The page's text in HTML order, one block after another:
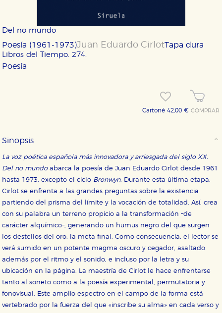
Del no mundo
Poesía (1961-1973)Juan Eduardo Cirlot
Libros del Tiempo. 274.
Tapa dura
Poesía
Cartoné 42,00 €COMPRAR
Sinopsis
La voz poética española más innovadora y arriesgada del siglo XX.
Del no mundoabarca la poesía de Juan Eduardo Cirlot desde 1961
hasta 1973, excepto el ciclo Bronwyn. Durante esta última etapa,
Cirlot se enfrenta a las grandes preguntas sobre la existencia
partiendo del prisma del límite y la vocación de totalidad. Así, crea
con su palabra un terreno propicio a la transformación –de
carácter alquímico–, generando un humus negro del que surgen
los destellos del oro, la meta final. Como consecuencia, el lector se
verá sumido en un potente magma oscuro y cegador, asaltado
además por el ritmo y el sonido, e incluso por la letra y su
ubicación en la página. La maestría de Cirlot le hace enfrentarse
tanto al soneto como a la poesía experimental, permutatoria y
fonovisual. Este amplio espectro en el campo de la forma está
vertebrado por la fuerza del que «inscribe su alma» en cada verso y